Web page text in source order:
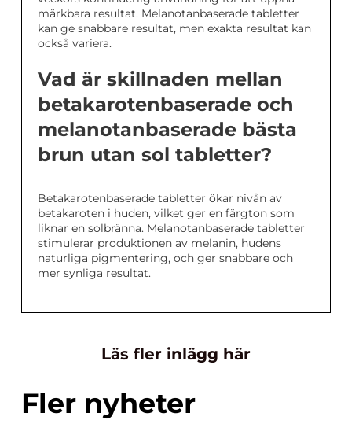
märkbara resultat. Melanotanbaserade tabletter
kan ge snabbare resultat, men exakta resultat kan
också variera.
Vad är skillnaden mellan
betakarotenbaserade och
melanotanbaserade bästa
brun utan sol tabletter?
Betakarotenbaserade tabletter ökar nivån av
betakaroten i huden, vilket ger en färgton som
liknar en solbränna. Melanotanbaserade tabletter
stimulerar produktionen av melanin, hudens
naturliga pigmentering, och ger snabbare och
mer synliga resultat.
Läs fler inlägg här
Fler nyheter